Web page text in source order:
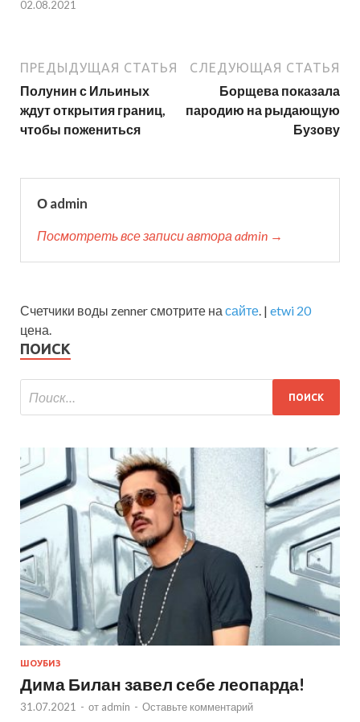
02.08.2021
ПРЕДЫДУЩАЯ СТАТЬЯ
Полунин с Ильиных
ждут открытия границ,
чтобы пожениться
СЛЕДУЮЩАЯ СТАТЬЯ
Борщева показала
пародию на рыдающую
Бузову
О admin
Посмотреть все записи автора admin →
Счетчики воды zenner смотрите на сайте. | etwi 20
цена.
ПОИСК
ШОУБИЗ
Дима Билан завел себе леопарда!
31.07.2021 - от admin - Оставьте комментарий